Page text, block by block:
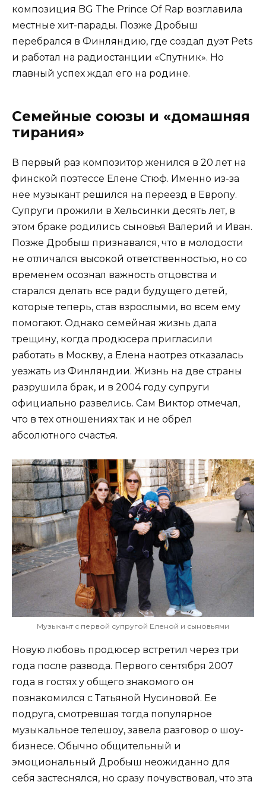
композиция BG The Prince Of Rap возглавила
местные хит-парады. Позже Дробыш
перебрался в Финляндию, где создал дуэт Pets
и работал на радиостанции «Спутник». Но
главный успех ждал его на родине.
Семейные союзы и «домашняя
тирания»
В первый раз композитор женился в 20 лет на
финской поэтессе Елене Стюф. Именно из-за
нее музыкант решился на переезд в Европу.
Супруги прожили в Хельсинки десять лет, в
этом браке родились сыновья Валерий и Иван.
Позже Дробыш признавался, что в молодости
не отличался высокой ответственностью, но со
временем осознал важность отцовства и
старался делать все ради будущего детей,
которые теперь, став взрослыми, во всем ему
помогают. Однако семейная жизнь дала
трещину, когда продюсера пригласили
работать в Москву, а Елена наотрез отказалась
уезжать из Финляндии. Жизнь на две страны
разрушила брак, и в 2004 году супруги
официально развелись. Сам Виктор отмечал,
что в тех отношениях так и не обрел
абсолютного счастья.
Музыкант с первой супругой Еленой и сыновьями
Новую любовь продюсер встретил через три
года после развода. Первого сентября 2007
года в гостях у общего знакомого он
познакомился с Татьяной Нусиновой. Ее
подруга, смотревшая тогда популярное
музыкальное телешоу, завела разговор о шоу-
бизнесе. Обычно общительный и
эмоциональный Дробыш неожиданно для
себя застеснялся, но сразу почувствовал, что эта